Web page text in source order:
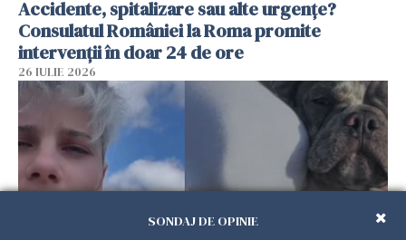
Accidente, spitalizare sau alte urgențe?
Consulatul României la Roma promite
intervenții în doar 24 de ore
26 IULIE 2026
SONDAJ DE OPINIE